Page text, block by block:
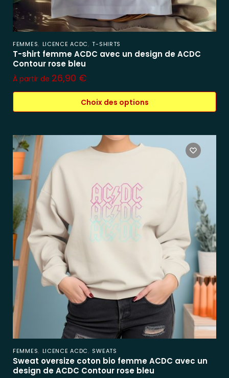
FEMMES, LICENCE ACDC,T-SHIRTS
T-shirt femme ACDC avec un design de ACDC
Contour rose bleu
À partir de 26,90 €
Choix des options
FEMMES, LICENCE ACDC, SWEATS
Sweat oversize coton bio femme ACDC avec un
design de ACDC Contour rose bleu